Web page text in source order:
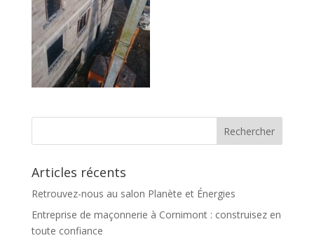
Articles récents
Retrouvez-nous au salon Planète et Énergies
Entreprise de maçonnerie à Cornimont : construisez en
toute confiance